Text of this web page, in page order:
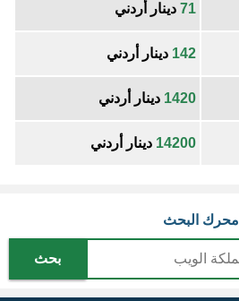
71 دينار أردني
142 دينار أردني
1420 دينار أردني
14200 دينار أردني
محرك البحث
بحث